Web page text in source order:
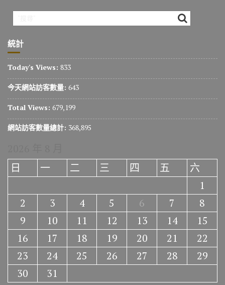
統計
Today's Views: 833
今天網站訪客數量: 643
Total Views: 679,199
網站訪客數量總計: 368,895
日
一 二 三 四 五
六
1
2
3 4 5 6 7
8
9
10 11 12 13 14
15
16
17 18 19 20 21
22
23
24 25 26 27 28
29
30
31